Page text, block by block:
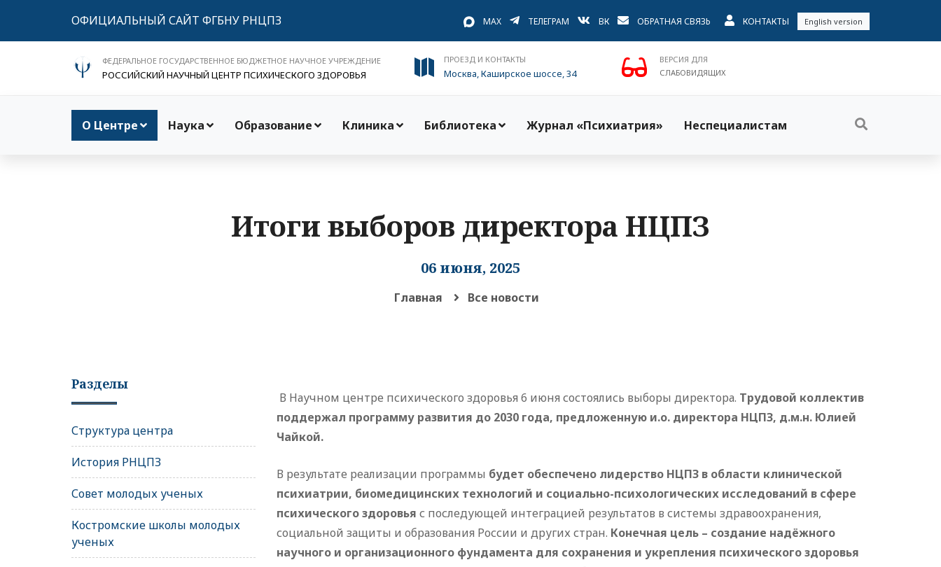
ОФИЦИАЛЬНЫЙ САЙТ ФГБНУ РНЦПЗ MAX ТЕЛЕГРАМ ВК ОБРАТНАЯ СВЯЗЬ КОНТАКТЫ English version
ФЕДЕРАЛЬНОЕ ГОСУДАРСТВЕННОЕ БЮДЖЕТНОЕ НАУЧНОЕ УЧРЕЖДЕНИЕ
РОССИЙСКИЙ НАУЧНЫЙ ЦЕНТР ПСИХИЧЕСКОГО ЗДОРОВЬЯ
ПРОЕЗД И КОНТАКТЫ
Москва, Каширское шоссе, 34
ВЕРСИЯ ДЛЯ
СЛАБОВИДЯЩИХ
О Центре Наука Образование Клиника Библиотека Журнал «Психиатрия» Неспециалистам
Итоги выборов директора НЦПЗ
06 июня, 2025
Главная Все новости
В Научном центре психического здоровья 6 июня состоялись выборы директора. Трудовой коллектив
поддержал программу развития до 2030 года, предложенную и.о. директора НЦПЗ, д.м.н. Юлией
Чайкой.
В результате реализации программы будет обеспечено лидерство НЦПЗ в области клинической
психиатрии, биомедицинских технологий и социально-психологических исследований в сфере
психического здоровья с последующей интеграцией результатов в системы здравоохранения,
социальной защиты и образования России и других стран. Конечная цель – создание надёжного
научного и организационного фундамента для сохранения и укрепления психического здоровья
Разделы
Структура центра
История РНЦПЗ
Совет молодых ученых
Костромские школы молодых
ученых